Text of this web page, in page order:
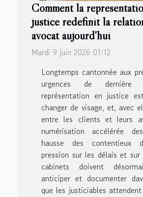
Comment la
justice redéfinit la
avocat aujourd'hui
Mardi 9 juin 2026 01:12
Longtemps cantonnée aux
urgences de
représentation en justice
changer de visage, et, avec
entre les clients et leurs
numérisation accélérée
hausse des contentieux
pression sur les délais et
cabinets doivent
anticiper et documenter
que les justiciables